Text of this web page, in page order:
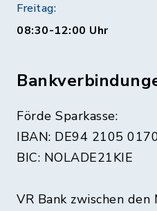
Freitag:
08:30-12:00 Uhr
Förde Sparkasse:
IBAN: DE94 2105
BIC: NOLADE21KIE
VR Bank zwischen den